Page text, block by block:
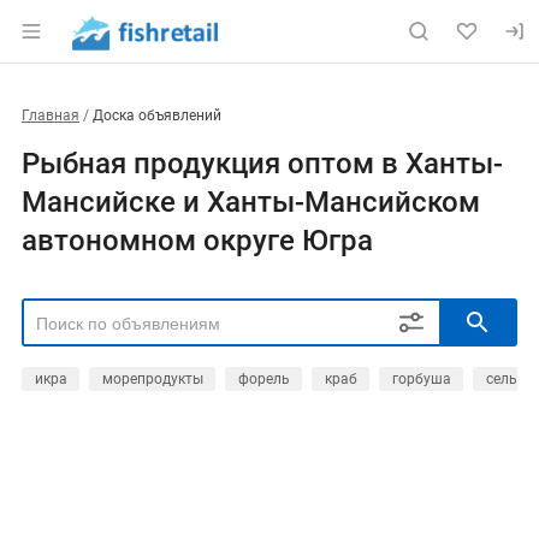
Главная Доска объявлений
Рыбная продукция оптом в Ханты-
Мансийске и Ханты-Мансийском
автономном округе Югра
икра морепродукты форель краб горбуша сельдь